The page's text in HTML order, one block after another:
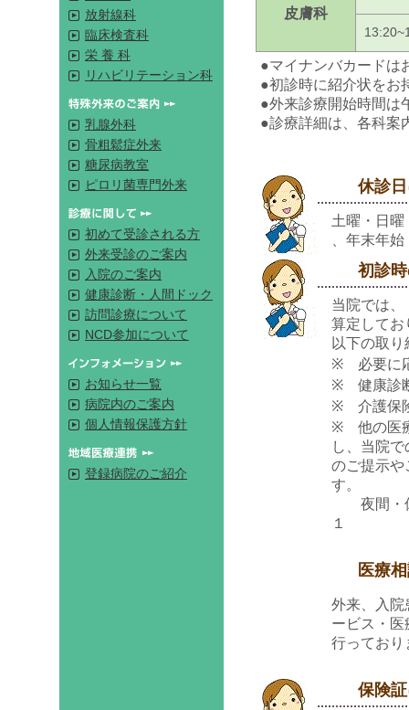
放射線科
臨床検査科
栄 養 科
リハビリテーション科
乳腺外科
骨粗鬆症外来
糖尿病教室
ピロリ菌専門外来
初めて受診される方
外来受診のご案内
入院のご案内
健康診断・人間ドック
訪問診療について
NCD参加について
お知らせ一覧
病院内のご案内
個人情報保護方針
登録病院のご紹介
皮膚科
●マイナンバカードは
●初診時に紹介状をお
●外来診療開始時間は
●診療詳細は、各科案
休診日に
土曜・日曜
、年末年
初診時の「
当院では
算定してお
以下の取
※ 必要に
※ 健康診
※ 介護保
※ 他の医
し、当院
のご提示や
す。
夜間・休
１
医療相談
外来、入院
ービス・
行っており
保険証に